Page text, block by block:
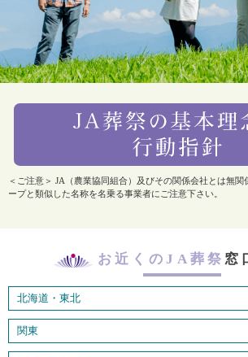
＜ご注意＞ JA（農業協同組合）及びその関係会社とは無
ープと類似した名称を名乗る事業者にご注意下さい。
お近くのJA葬祭 窓
北海道・東北
関東